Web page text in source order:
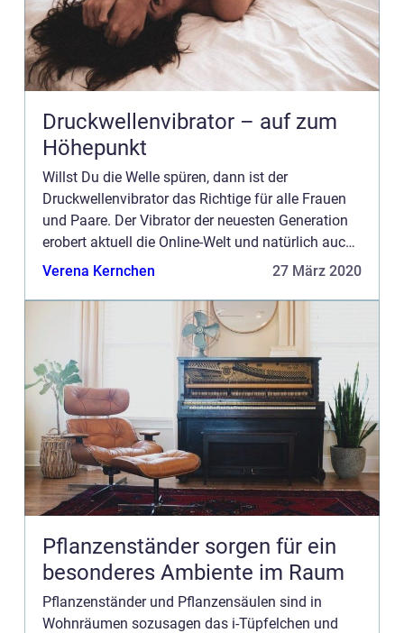
Druckwellenvibrator – auf zum
Höhepunkt
Willst Du die Welle spüren, dann ist der
Druckwellenvibrator das Richtige für alle Frauen
und Paare. Der Vibrator der neuesten Generation
erobert aktuell die Online-Welt und natürlich auch
die deutschen Betten. Denn der
Verena Kernchen 27 März 2020
Pflanzenständer sorgen für ein
besonderes Ambiente im Raum
Pflanzenständer und Pflanzensäulen sind in
Wohnräumen sozusagen das i-Tüpfelchen und